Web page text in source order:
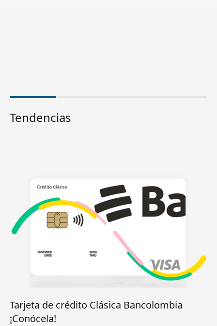
Tendencias
Tarjeta de crédito Clásica Bancolombia
¡Conócela!